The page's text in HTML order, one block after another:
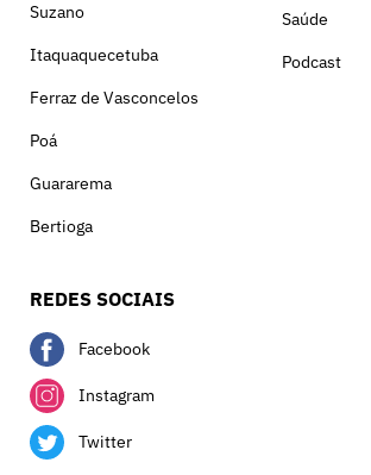
Suzano
Itaquaquecetuba
Ferraz de Vasconcelos
Poá
Guararema
Bertioga
Saúde
Podcast
REDES SOCIAIS
Facebook
Instagram
Twitter